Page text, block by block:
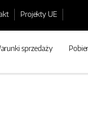
Projekty UE
sprzedaży